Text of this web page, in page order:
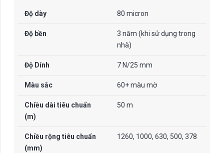
Độ dày 80 micron
Độ bền
3 năm (khi sử dụng trong
nhà)
Độ Dính 7 N/25 mm
Màu sắc 60+ màu mờ
Chiều dài tiêu chuẩn
(m)
50 m
Chiều rộng tiêu chuẩn
(mm)
1260, 1000, 630, 500, 378